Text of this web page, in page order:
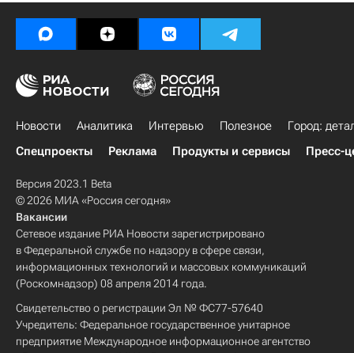
Новости Аналитика Интервью Полезное
Город:
Спецпроекты
Реклама Продукты и сервисы Пресс-
Версия 2023.1 Beta
© 2026 МИА «Россия сегодня»
Вакансии
Сетевое издание РИА Новости зарегистрировано
в Федеральной службе по надзору в сфере связи,
информационных технологий и массовых коммуникаций
(Роскомнадзор) 08 апреля 2014 года.
Свидетельство о регистрации Эл № ФС77-57640
Учредитель: Федеральное государственное унитарное
предприятие Международное информационное агентство